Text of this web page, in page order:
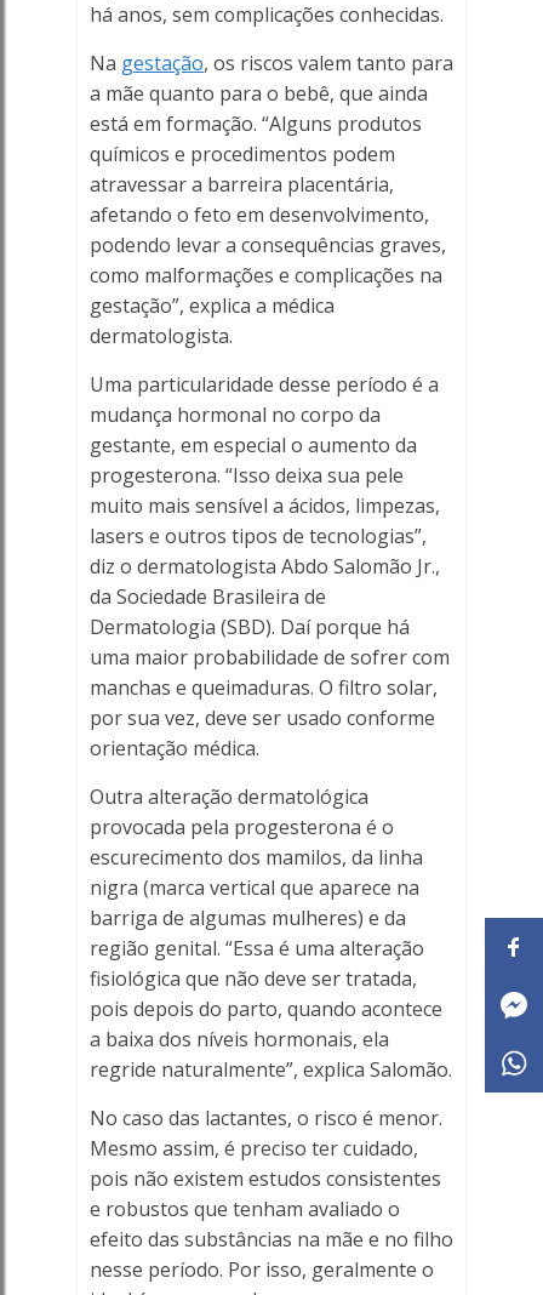
há anos, sem complicações conhecidas.
Na gestação, os riscos valem tanto para
a mãe quanto para o bebê, que ainda
está em formação. “Alguns produtos
químicos e procedimentos podem
atravessar a barreira placentária,
afetando o feto em desenvolvimento,
podendo levar a consequências graves,
como malformações e complicações na
gestação”, explica a médica
dermatologista.
Uma particularidade desse período é a
mudança hormonal no corpo da
gestante, em especial o aumento da
progesterona. “Isso deixa sua pele
muito mais sensível a ácidos, limpezas,
lasers e outros tipos de tecnologias”,
diz o dermatologista Abdo Salomão Jr.,
da Sociedade Brasileira de
Dermatologia (SBD). Daí porque há
uma maior probabilidade de sofrer com
manchas e queimaduras. O filtro solar,
por sua vez, deve ser usado conforme
orientação médica.
Outra alteração dermatológica
provocada pela progesterona é o
escurecimento dos mamilos, da linha
nigra (marca vertical que aparece na
barriga de algumas mulheres) e da
região genital. “Essa é uma alteração
fisiológica que não deve ser tratada,
pois depois do parto, quando acontece
a baixa dos níveis hormonais, ela
regride naturalmente”, explica Salomão.
No caso das lactantes, o risco é menor.
Mesmo assim, é preciso ter cuidado,
pois não existem estudos consistentes
e robustos que tenham avaliado o
efeito das substâncias na mãe e no filho
nesse período. Por isso, geralmente o